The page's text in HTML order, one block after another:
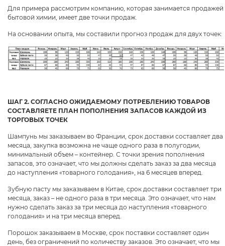
Для примера рассмотрим компанию, которая занимается продажей
бытовой химии, имеет две точки продаж.
На основании опыта, мы составили прогноз продаж для двух точек:
ШАГ 2. СОГЛАСНО ОЖИДАЕМОМУ ПОТРЕБЛЕНИЮ ТОВАРОВ
СОСТАВЛЯЕТЕ ПЛАН ПОПОЛНЕНИЯ ЗАПАСОВ КАЖДОЙ ИЗ
ТОРГОВЫХ ТОЧЕК
Шампунь мы заказываем во Франции, срок доставки составляет два
месяца, закупка возможна не чаще одного раза в полугодии,
минимальный объем – контейнер. С точки зрения пополнения
запасов, это означает, что мы должны сделать заказ за два месяца
до наступления «товарного голодания», на 6 месяцев вперед.
Зубную пасту мы заказываем в Китае, срок доставки составляет три
месяца, заказ ­­­­– не одного раза в три месяца. Это означает, что нам
нужно сделать заказ за три месяца до наступления «товарного
голодания» и на три месяца вперед.
Порошок заказываем в Москве, срок поставк­и составляет один
день, без ограничений по количеству заказов. Это означает, что мы